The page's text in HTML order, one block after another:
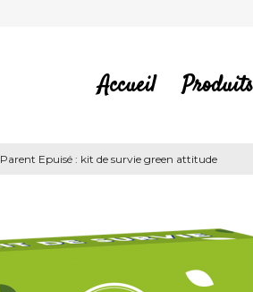
Accueil
Parent Epuisé : kit de survie green attitude